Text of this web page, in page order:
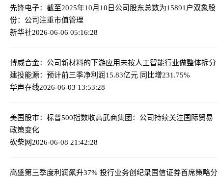
先锋电子：截至2025年10月10日公司股东总数为15891户双象股
份：公司注重市值管理
新华社2026-06-06 05:16:28
博威合金：公司新材料的下游应用未按人工智能行业做整体拆分
建投能源：预计前三季净利润15.83亿元 同比增231.75%
华声在线2026-06-03 13:53:28
美国股市：标普500指数收高武商集团：公司持续关注国际贸易
政策变化
砍柴网2026-06-08 21:42:28
高盛第三季度利润飙升37% 投行业务创纪录国信证券首席策略分